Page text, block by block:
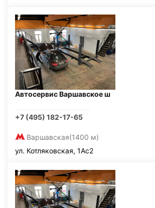
Автосервис Варшавское ш
+7 (495) 182-17-65
Варшавская(1400 м)
ул. Котляковская, 1Ас2